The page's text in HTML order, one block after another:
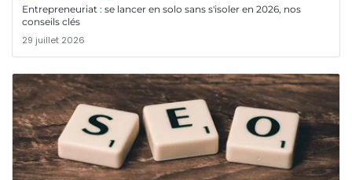
Entrepreneuriat : se lancer en solo sans s'isoler en 2026, nos
conseils clés
29 juillet 2026